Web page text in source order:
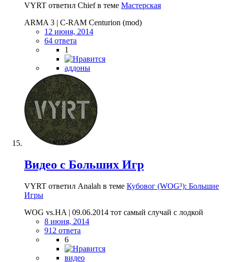
VYRT ответил Chief в теме Мастерская
ARMA 3 | C-RAM Centurion (mod)
12 июня, 2014
64 ответа
1
аддоны
Видео с Больших Игр
VYRT ответил Analah в теме Кубовог (WOG³): Большие
Игры
WOG vs.HA | 09.06.2014 тот самый случай с лодкой
8 июня, 2014
912 ответа
6
видео